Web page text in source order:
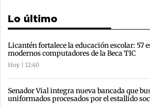
Lo último
Licantén fortalece la educación escolar: 57
modernos computadores de la Beca TIC
Hoy | 12:40
Senador Vial integra nueva bancada que
uniformados procesados por el estallido